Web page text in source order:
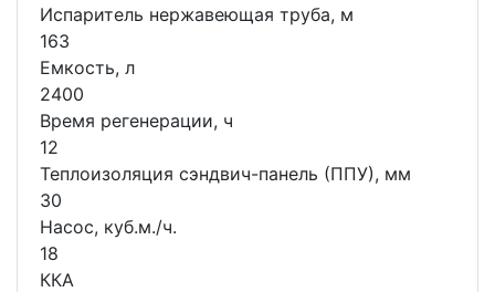
Испаритель нержавеющая труба, м
163
Емкость, л
2400
Время регенерации, ч
12
Теплоизоляция сэндвич-панель (ППУ), мм
30
Насос, куб.м./ч.
18
ККА